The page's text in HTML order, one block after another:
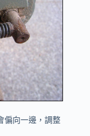
偏向一邊，調整